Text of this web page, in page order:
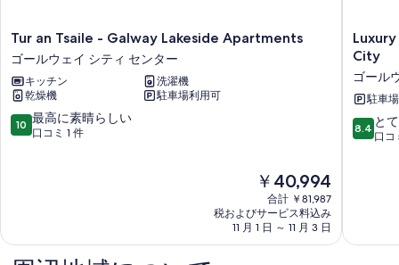
Tur
an
Tsaile
-
Galway
Lakeside
Apartments
シ
テ
Tur an Tsaile - Galway Lakeside Apartments
ゴールウェイ シティ センター
キッチン
洗濯機
乾燥機
駐車場利用可
10
段
素
晴
10 最高に素晴らしい
口コミ 1 件
現
の
料
金
￥40,994
合計 ￥81,987
税およびサービス料込み
11 月 1 日 ～ 11 月 3 日
Luxury
Large
in
the
heart
of
ェ
City
ゴール
駐車
10
段
良
8.4 と
口コ